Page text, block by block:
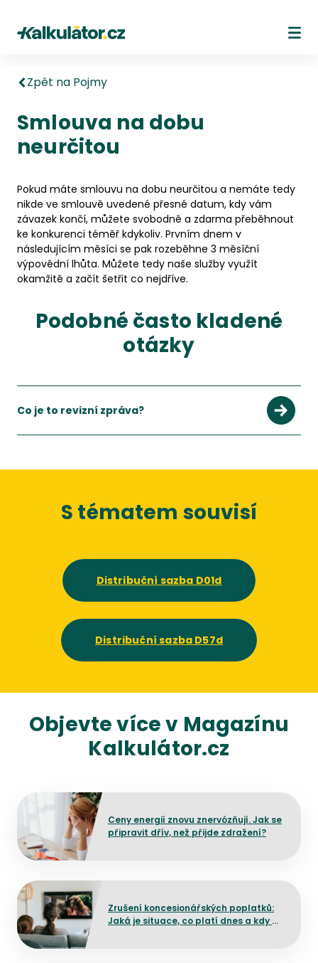
Kalkulátor.cz
Zpět na Pojmy
Smlouva na dobu
neurčitou
Pokud máte smlouvu na dobu neurčitou a nemáte tedy
nikde ve smlouvě uvedené přesné datum, kdy vám
závazek končí, můžete svobodně a zdarma přeběhnout
ke konkurenci téměř kdykoliv. Prvním dnem v
následujícím měsíci se pak rozeběhne 3 měsíční
výpovědní lhůta. Můžete tedy naše služby využít
okamžitě a začít šetřit co nejdříve.
Podobné často kladené
otázky
Co je to revizní zpráva?
S tématem souvisí
Distribuční sazba D01d
Distribuční sazba D57d
Objevte více v Magazínu
Kalkulátor.cz
Ceny energií znovu znervózňují. Jak se
připravit dřív, než přijde zdražení?
Přejít na detail článku
Zrušení koncesionářských poplatků:
Jaká je situace, co platí dnes a kdy by
Přejít na detail článku